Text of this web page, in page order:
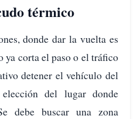
térmico
donde dar la vuelta es
corta el paso o el tráfico
detener el vehículo del
del lugar donde
debe buscar una zona